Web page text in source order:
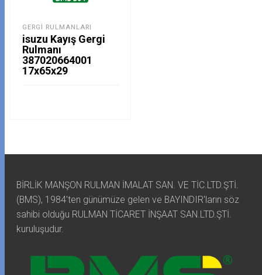
GERGI RULMANLARI
isuzu Kayış Gergi
Rulmanı
387020664001
17x65x29
BİRLİK MANŞON RULMAN İMALAT SAN. VE TİC.LTD.ŞTİ.
(BMS), 1984'ten günümüze gelen ve BAYINDIR'ların söz
sahibi olduğu RULMAN TİCARET İNŞAAT SAN.LTD.ŞTİ.
kuruluşudur.